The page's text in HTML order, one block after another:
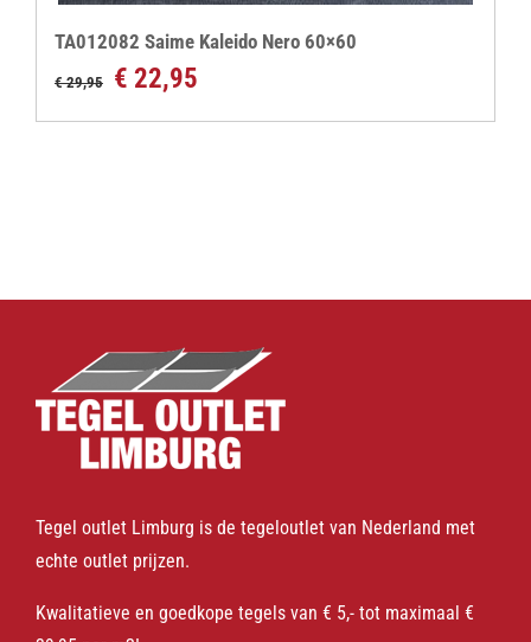
TA012082 Saime Kaleido Nero 60×60
€29,95
Oorspronkelijke
€ 22,95Huidige
Tegel outlet Limburg is de tegeloutlet van Nederland met
echte outlet prijzen.
Kwalitatieve en goedkope tegels van € 5,- tot maximaal €